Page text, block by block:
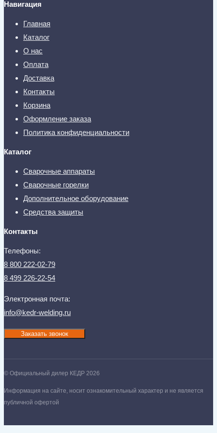
Навигация
Главная
Каталог
О нас
Оплата
Доставка
Контакты
Корзина
Оформление заказа
Политика конфиденциальности
Каталог
Сварочные аппараты
Сварочные горелки
Дополнительное оборудование
Средства защиты
Контакты
Телефоны:
8 800 222-02-79
8 499 226-22-54
Электронная почта:
info@kedr-welding.ru
Заказать звонок
© Официальный дилер КЕДР 2026
Информация на сайте, носит ознакомительный характер и не является
публичной офертой